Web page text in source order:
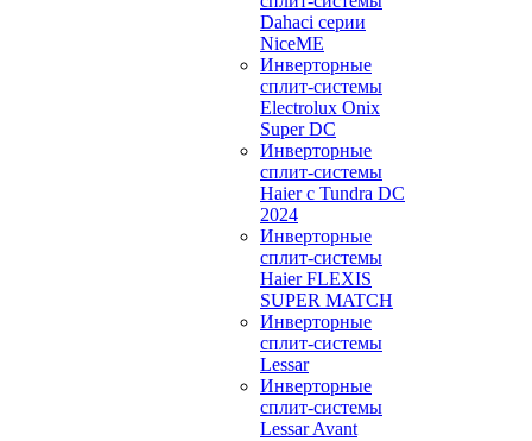
Dahaci серии
NiceME
Инверторные
сплит-системы
Electrolux Onix
Super DC
Инверторные
сплит-системы
Haier c Tundra DC
2024
Инверторные
сплит-системы
Haier FLEXIS
SUPER MATCH
Инверторные
сплит-системы
Lessar
Инверторные
сплит-системы
Lessar Avant